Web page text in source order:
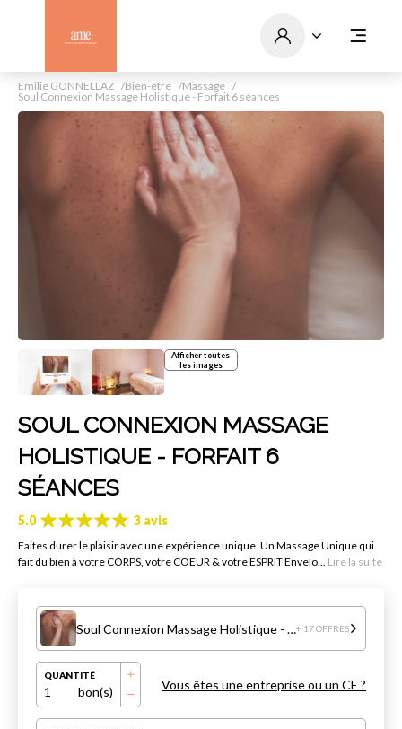
Emilie GONNELLAZ Bien-être
Massage
Soul Connexion Massage Holistique - Forfait 6 séances
Afficher toutes
les images
SOUL CONNEXION MASSAGE
HOLISTIQUE - FORFAIT 6
SÉANCES
5.0 3 avis
Faites durer le plaisir avec une expérience unique. Un Massage Unique qui
fait du bien à votre CORPS, votre COEUR & votre ESPRIT Envelo... Lire la suite
Soul Connexion Massage Holistique - Forfait 6 séances+ 17 OFFRES
QUANTITÉ
1 bon(s) Vous êtes une entreprise ou un CE ?